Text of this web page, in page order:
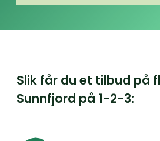
Slik får du et tilbud på
Sunnfjord på 1-2-3: